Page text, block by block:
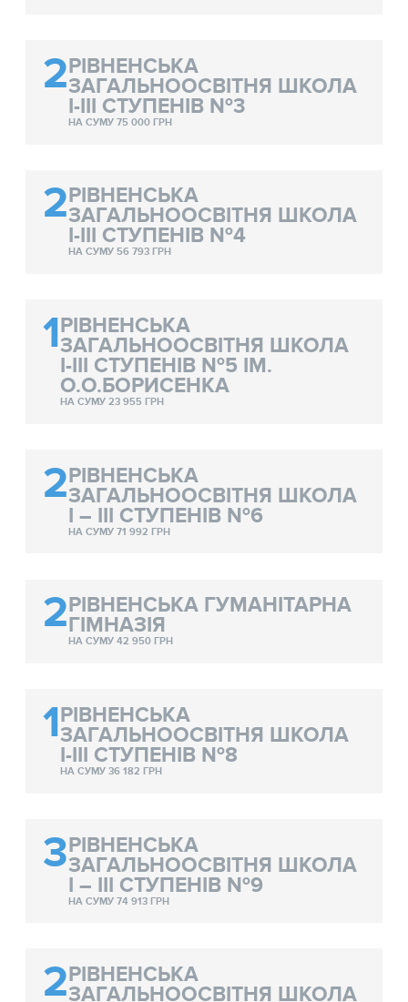
2РІВНЕНСЬКА
ЗАГАЛЬНООСВІТНЯ ШКОЛА
І-ІІІ СТУПЕНІВ №3
НА СУМУ 75 000 ГРН
2РІВНЕНСЬКА
ЗАГАЛЬНООСВІТНЯ ШКОЛА
І-ІІІ СТУПЕНІВ №4
НА СУМУ 56 793 ГРН
1РІВНЕНСЬКА
ЗАГАЛЬНООСВІТНЯ ШКОЛА
І-ІІІ СТУПЕНІВ №5 ІМ.
О.О.БОРИСЕНКА
НА СУМУ 23 955 ГРН
2РІВНЕНСЬКА
ЗАГАЛЬНООСВІТНЯ ШКОЛА
І – ІІІ СТУПЕНІВ №6
НА СУМУ 71 992 ГРН
2РІВНЕНСЬКА ГУМАНІТАРНА
ГІМНАЗІЯ
НА СУМУ 42 950 ГРН
1РІВНЕНСЬКА
ЗАГАЛЬНООСВІТНЯ ШКОЛА
І-ІІІ СТУПЕНІВ №8
НА СУМУ 36 182 ГРН
3РІВНЕНСЬКА
ЗАГАЛЬНООСВІТНЯ ШКОЛА
I – III СТУПЕНІВ №9
НА СУМУ 74 913 ГРН
2РІВНЕНСЬКА
ЗАГАЛЬНООСВІТНЯ ШКОЛА